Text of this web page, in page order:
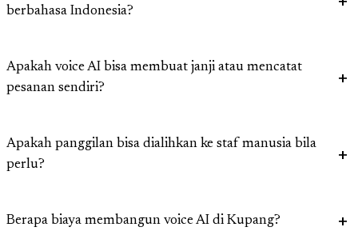
berbahasa Indonesia?
Apakah voice AI bisa membuat janji atau mencatat
pesanan sendiri?
Apakah panggilan bisa dialihkan ke staf manusia bila
perlu?
Berapa biaya membangun voice AI di Kupang?